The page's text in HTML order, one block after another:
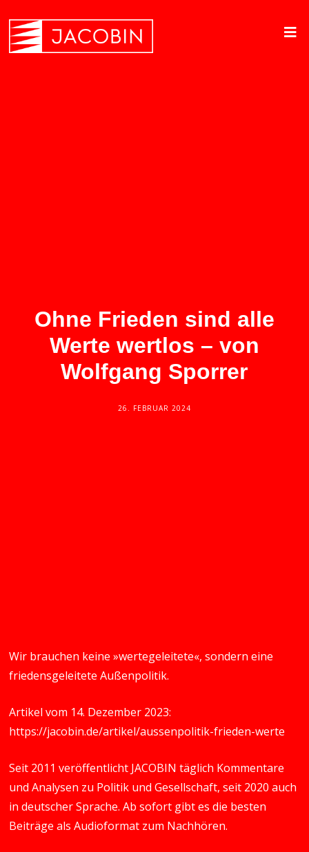
Ohne Frieden sind alle
Werte wertlos – von
Wolfgang Sporrer
26. FEBRUAR 2024
Wir brauchen keine »wertegeleitete«, sondern eine
friedensgeleitete Außenpolitik.
Artikel vom 14. Dezember 2023:
https://jacobin.de/artikel/aussenpolitik-frieden-werte
Seit 2011 veröffentlicht JACOBIN täglich Kommentare
und Analysen zu Politik und Gesellschaft, seit 2020 auch
in deutscher Sprache. Ab sofort gibt es die besten
Beiträge als Audioformat zum Nachhören.